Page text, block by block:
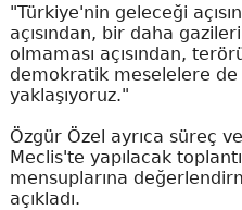
"Türkiye'nin geleceği
açısından, bir daha
olmaması açısından,
demokratik meselelere
yaklaşıyoruz."
Özgür Özel ayrıca süreç
Meclis'te yapılacak
mensuplarına
açıkladı.